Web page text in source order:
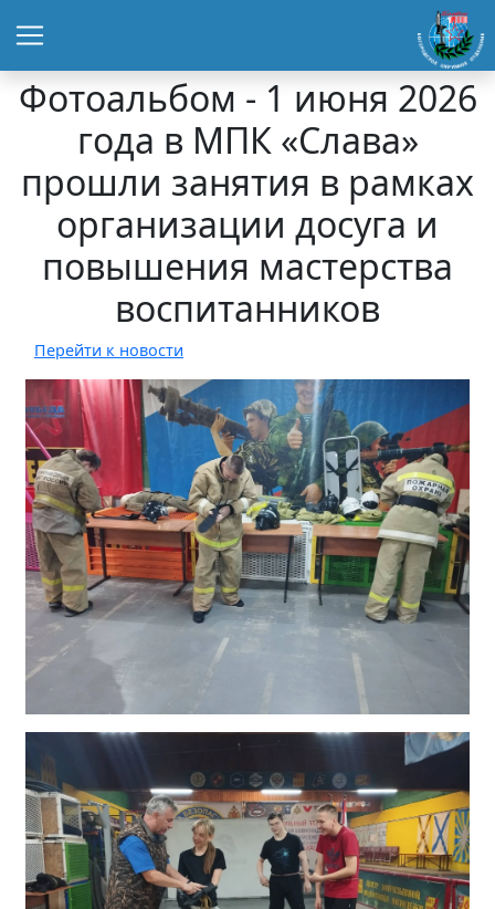
Фотоальбом - 1 июня 2026
года в МПК «Слава»
прошли занятия в рамках
организации досуга и
повышения мастерства
воспитанников
Перейти к новости